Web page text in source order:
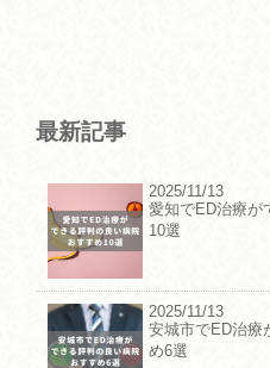
最新記事
2025/11/13
愛知でED治療が
10選
2025/11/13
安城市でED治療
め6選